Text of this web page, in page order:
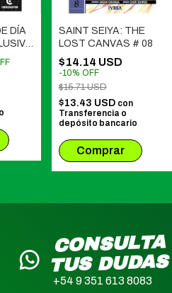
DÍA
SAINT SEIYA: THE
LOST CANVAS # 08
$14.14 USD
-10% OFF
$15.71 USD
$13.43 USD con
Transferencia o
depósito bancario
CONSULTA
TUS DUDAS
+54 9 351 613 8083